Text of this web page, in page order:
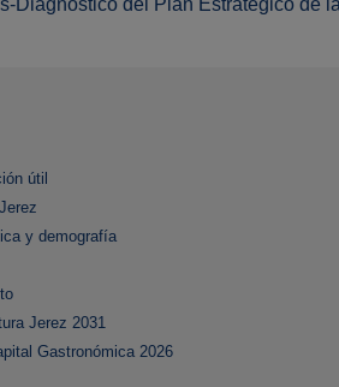
Diagnóstico del Plan Estratégico de
útil
y demografía
Jerez 2031
Gastronómica 2026